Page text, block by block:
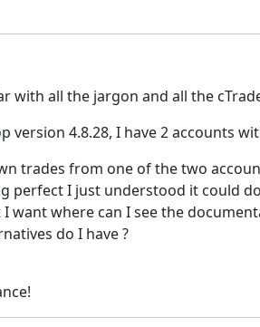
with all the jargon and all the
version 4.8.28, I have 2 accounts
trades from one of the two
perfect I just understood it could
want where can I see the
do I have ?